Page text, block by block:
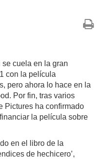
cuela en la gran
con la película
pero ahora lo hace en la
Por fin, tras varios
Pictures ha confirmado
la película sobre
en el libro de la
de hechicero’,